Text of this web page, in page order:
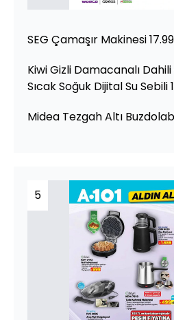
SEG Çamaşır Makinesi
Kiwi Gizli Damacanalı
Sıcak Soğuk Dijital Su Sebili
Midea Tezgah Altı
5